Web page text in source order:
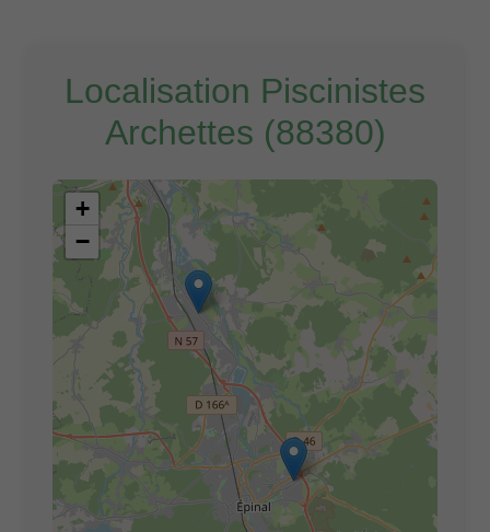
Localisation Piscinistes
Archettes (88380)
+
−